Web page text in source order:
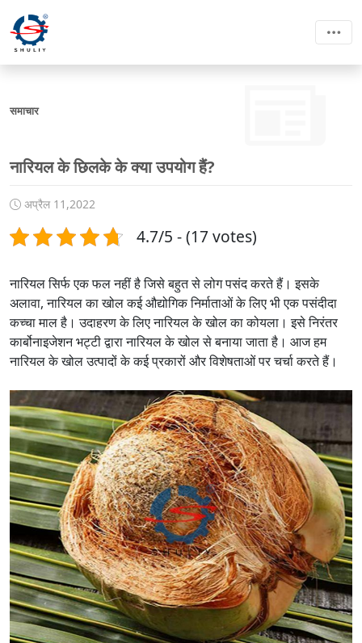
समाचार
नारियल के छिलके के क्या उपयोग हैं?
अप्रैल 11,2022
4.7/5 - (17 votes)
नारियल सिर्फ एक फल नहीं है जिसे बहुत से लोग पसंद करते हैं। इसके
अलावा, नारियल का खोल कई औद्योगिक निर्माताओं के लिए भी एक पसंदीदा
कच्चा माल है। उदाहरण के लिए नारियल के खोल का कोयला। इसे निरंतर
कार्बोनाइजेशन भट्टी द्वारा नारियल के खोल से बनाया जाता है। आज हम
नारियल के खोल उत्पादों के कई प्रकारों और विशेषताओं पर चर्चा करते हैं।